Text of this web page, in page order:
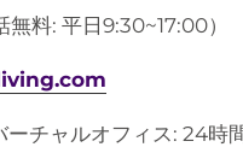
料: 平日9:30~17:00）
チャルオフィス: 24時